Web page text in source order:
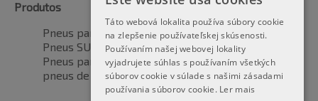
Produtos
Pneus para automóveis
Pneus SUV / 4x4
Pneus para veículos de transporte
pneus de motocicleta
Táto webová lokalita používa súbory cookie
na zlepšenie používateľskej skúsenosti.
Používaním našej webovej lokality
vyjadrujete súhlas s používaním všetkých
súborov cookie v súlade s našimi zásadami
používania súborov cookie. Ler mais